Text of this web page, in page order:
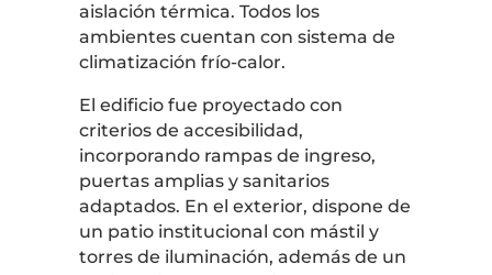
aislación térmica. Todos los
ambientes cuentan con sistema de
climatización frío-calor.
El edificio fue proyectado con
criterios de accesibilidad,
incorporando rampas de ingreso,
puertas amplias y sanitarios
adaptados. En el exterior, dispone de
un patio institucional con mástil y
torres de iluminación, además de un